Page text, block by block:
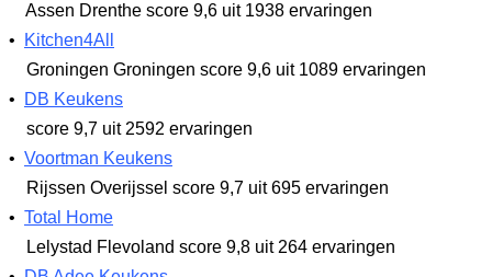
Assen Drenthe score 9,6 uit 1938 ervaringen
•
Kitchen4All
Groningen Groningen score 9,6 uit 1089 ervaringen
•
DB Keukens
score 9,7 uit 2592 ervaringen
• Voortman Keukens
Rijssen Overijssel score 9,7 uit 695 ervaringen
• Total Home
Lelystad Flevoland score 9,8 uit 264 ervaringen